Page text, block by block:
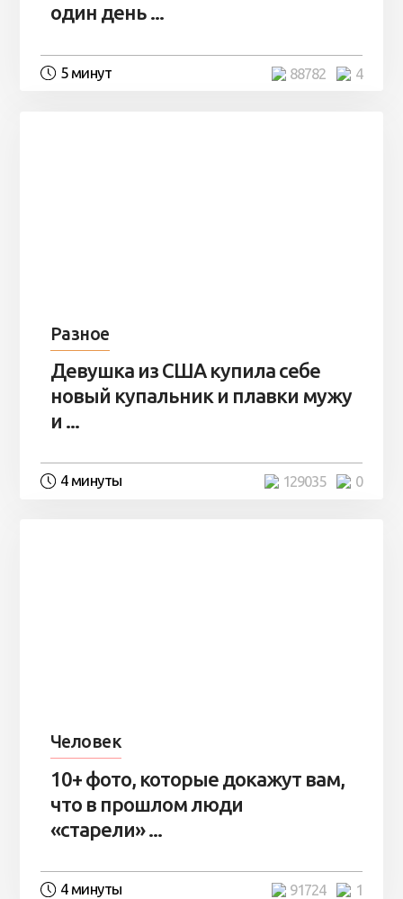
один день ...
5 минут 4
88782
Разное
Девушка из США купила себе
новый купальник и плавки мужу
и ...
4 минуты 0
129035
Человек
10+ фото, которые докажут вам,
что в прошлом люди
«старели» ...
4 минуты 1
91724